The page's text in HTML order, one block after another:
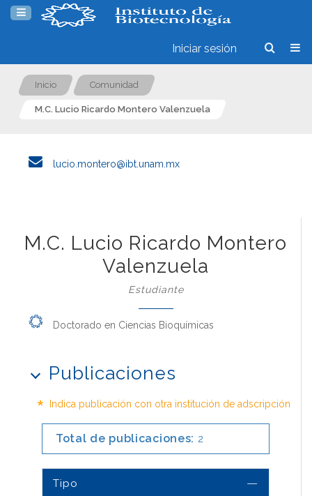
Iniciar sesión
Inicio Comunidad
M.C. Lucio Ricardo Montero Valenzuela
lucio.montero@ibt.unam.mx
M.C. Lucio Ricardo Montero
Valenzuela
Estudiante
Doctorado en Ciencias Bioquímicas
Publicaciones
* Indica publicación con otra institución de adscripción
Total de publicaciones: 2
Tipo